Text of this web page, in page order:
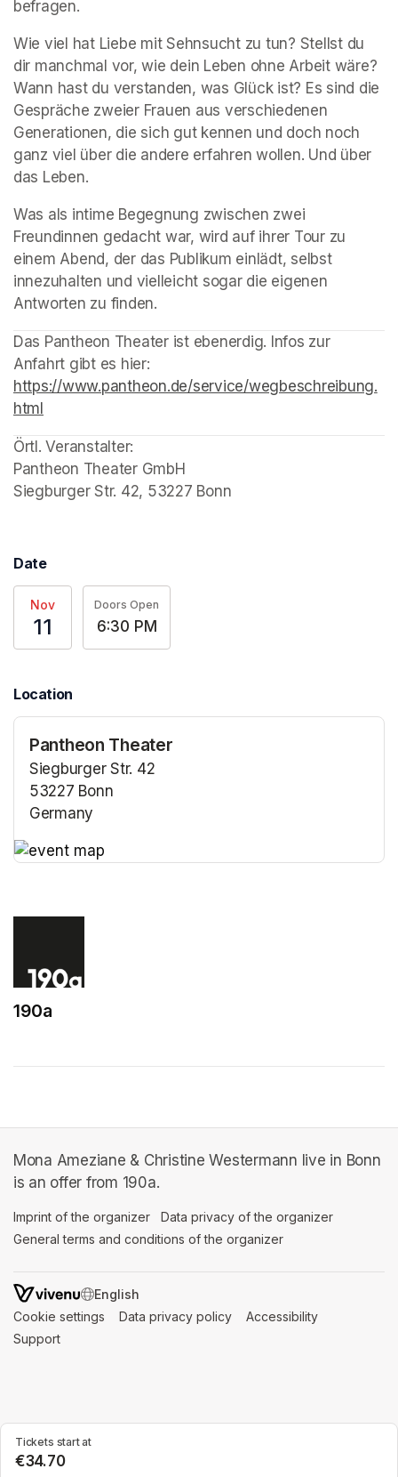
befragen.
Wie viel hat Liebe mit Sehnsucht zu tun? Stellst du
dir manchmal vor, wie dein Leben ohne Arbeit wäre?
Wann hast du verstanden, was Glück ist? Es sind die
Gespräche zweier Frauen aus verschiedenen
Generationen, die sich gut kennen und doch noch
ganz viel über die andere erfahren wollen. Und über
das Leben.
Was als intime Begegnung zwischen zwei
Freundinnen gedacht war, wird auf ihrer Tour zu
einem Abend, der das Publikum einlädt, selbst
innezuhalten und vielleicht sogar die eigenen
Antworten zu finden.
(opens in a new tab)
(opens in a new tab)
(opens in a new tab)
(opens in a new tab)
Das Pantheon Theater ist ebenerdig. Infos zur
https://www.pantheon.de/service/wegbeschreibung.
html
Örtl. Veranstalter:
Pantheon Theater GmbH
Siegburger Str. 42, 53227 Bonn
Date
Nov
11
Doors Open
6:30 PM
Location
Pantheon Theater
Siegburger Str. 42
53227 Bonn
Germany
Tickets start at
€34.70
190a
Mona Ameziane & Christine Westermann live in Bonn
is an offer from 190a.
Imprint of the organizer (opens in a new tab)
Data privacy of the organizer
General terms and conditions of the organizer
SWITCH LANGUAGE
Cookie settings (opens in a new tab)
Data privacy policy (opens in a new tab)
Accessibility
Support